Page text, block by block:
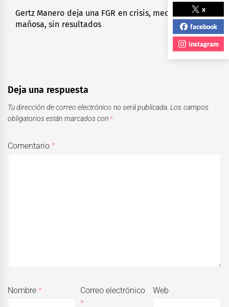
Next
post:
Gertz Manero deja una FGR en crisis, mediocre,
mañosa, sin resultados
Deja una respuesta
Tu dirección de correo electrónico no será publicada. Los campos
obligatorios están marcados con *
Comentario*
Nombre*
Correo electrónico
*
Web
x
facebook
instagram